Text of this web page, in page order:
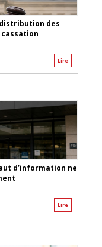
des
Lire
d’information ne
Lire